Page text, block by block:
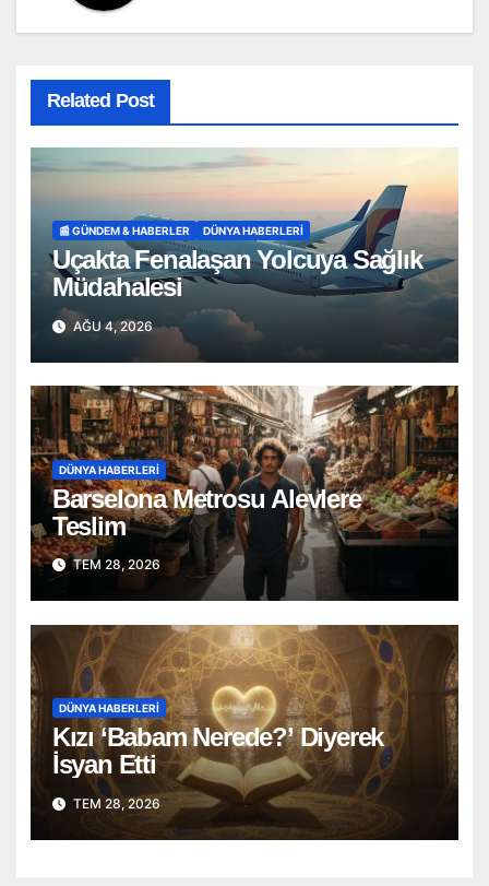
Related Post
📰 GÜNDEM & HABERLER DÜNYA HABERLERI
Uçakta Fenalaşan Yolcuya Sağlık
Müdahalesi
AĞU 4, 2026
DÜNYA HABERLERI
Barselona Metrosu Alevlere
Teslim
TEM 28, 2026
DÜNYA HABERLERI
Kızı ‘Babam Nerede?’ Diyerek
İsyan Etti
TEM 28, 2026